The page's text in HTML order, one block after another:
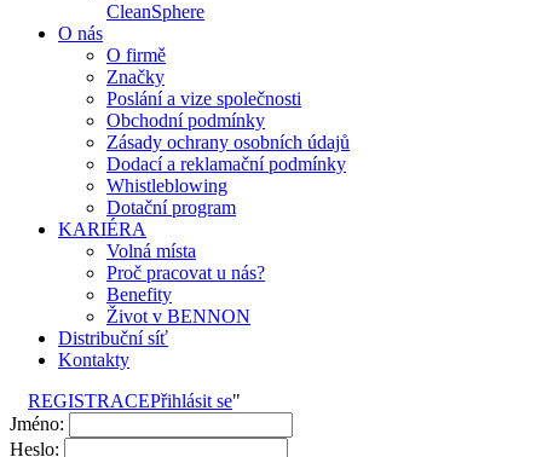
CleanSphere
O nás
O firmě
Značky
Poslání a vize společnosti
Obchodní podmínky
Zásady ochrany osobních údajů
Dodací a reklamační podmínky
Whistleblowing
Dotační program
KARIÉRA
Volná místa
Proč pracovat u nás?
Benefity
Život v BENNON
Distribuční síť
Kontakty
REGISTRACEPřihlásit se"
Jméno:
Heslo: